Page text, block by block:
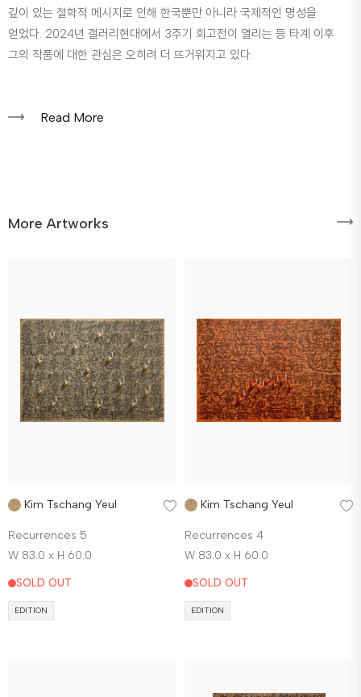
깊이 있는 철학적 메시지로 인해 한국뿐만 아니라 국제적인 명성을
얻었다. 2024년 갤러리현대에서 3주기 회고전이 열리는 등 타계 이후
그의 작품에 대한 관심은 오히려 더 뜨거워지고 있다.
Read More
More Artworks
Kim Tschang Yeul
Recurrences 5
W 83.0 x H 60.0
SOLD OUT
EDITION
Kim Tschang Yeul
Recurrences 4
W 83.0 x H 60.0
SOLD OUT
EDITION